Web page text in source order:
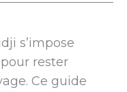
s’impose
rester
Ce guide